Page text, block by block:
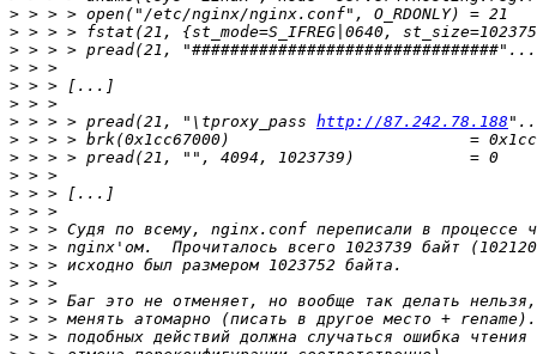
>
>
>
>
>
>
> > > > pread(21, "\tproxy_pass http://87.242.78.188
>
>
>
>
>
>
>
>
>
>
>
>